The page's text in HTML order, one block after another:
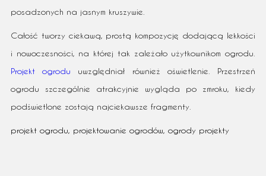
posadzonych na jasnym kruszywie.
Całość tworzy ciekawą, prostą kompozycję dodającą lekkości
i nowoczesności, na której tak zależało użytkownikom ogrodu.
Projekt ogrodu uwzględniał również oświetlenie. Przestrzeń
ogrodu szczególnie atrakcyjnie wygląda po zmroku, kiedy
podświetlone zostają najciekawsze fragmenty.
projekt ogrodu, projektowanie ogrodów, ogrody projekty